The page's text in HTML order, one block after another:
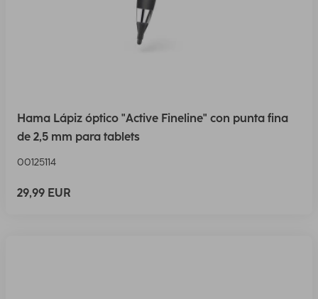
Hama Lápiz óptico "Active Fineline" con punta fina
de 2,5 mm para tablets
00125114
29,99 EUR